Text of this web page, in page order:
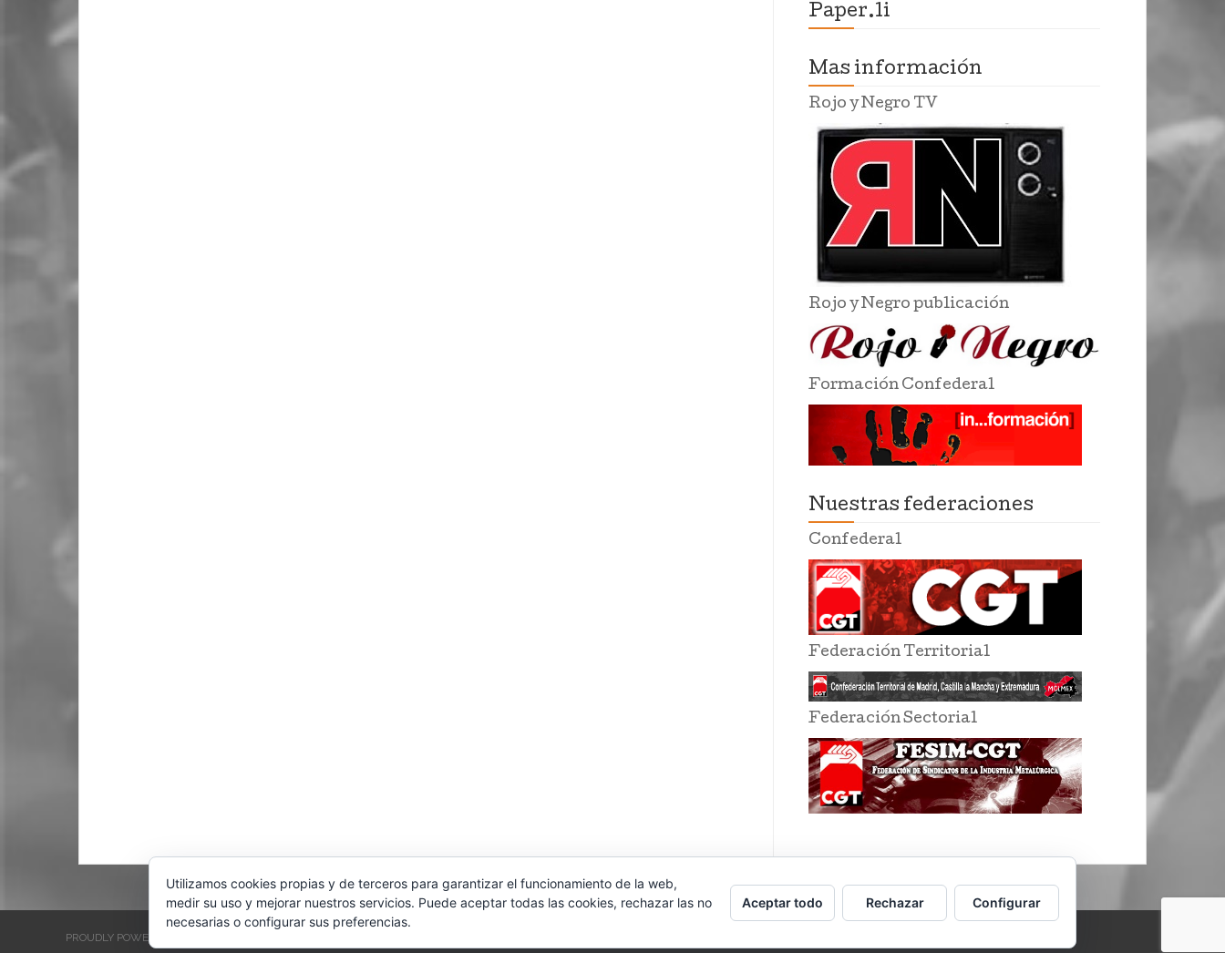
Paper.li
Mas información
Rojo y Negro TV
Rojo y Negro publicación
Formación Confederal
Nuestras federaciones
Confederal
Federación Territorial
Federación Sectorial
PROUDLY POWERED BY WORDPRESS
Utilizamos cookies propias y de terceros para garantizar el funcionamiento de la web,
medir su uso y mejorar nuestros servicios. Puede aceptar todas las cookies, rechazar las no
necesarias o configurar sus preferencias.
Aceptar todo Rechazar Configurar